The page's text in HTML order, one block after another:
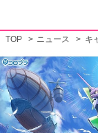
TOP ニュース キ